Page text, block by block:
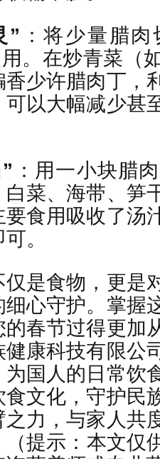
” ：将少量腊
用。在炒青菜（
少许腊肉丁，
可以大幅减少甚
：用一小块腊
白菜、海带、笋
食用吸收了汤
。
是食物，更是
心守护。掌握
春节过得更加
康科技有限公
国人的日常饮
文化，守护民
力，与家人共
（提示：本文仅